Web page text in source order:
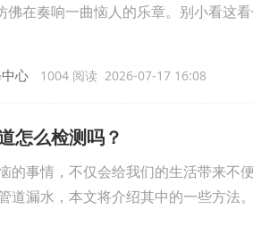
佛在奏响一曲恼人的乐章。别小看这
心 1004 阅读 2026-07-17 16:08
怎么检测吗？
的事情，不仅会给我们的生活带来不
道漏水，本文将介绍其中的一些方法